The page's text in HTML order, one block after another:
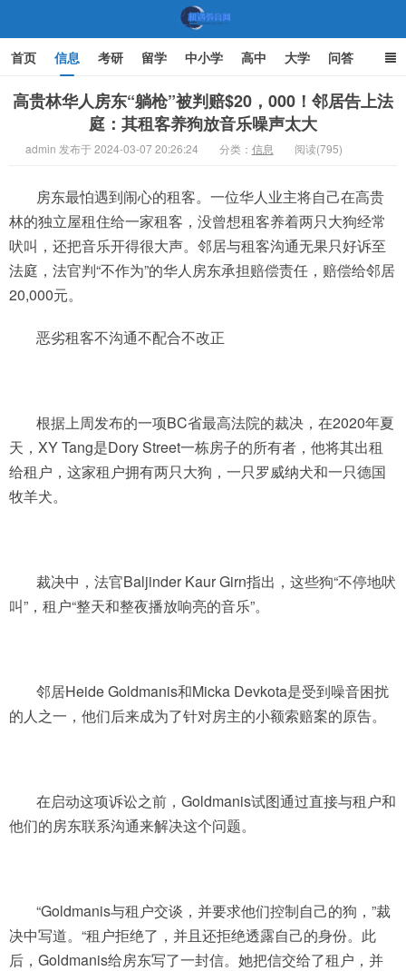
机遇教育网
首页 信息 考研 留学 中小学 高中 大学 问答
文化 家庭教育
高贵林华人房东“躺枪”被判赔$20，000！邻居告上法
庭：其租客养狗放音乐噪声太大
admin 发布于 2024-03-07 20:26:24 分类： 信息 阅读(795)
房东最怕遇到闹心的租客。一位华人业主将自己在高贵
林的独立屋租住给一家租客，没曾想租客养着两只大狗经常
吠叫，还把音乐开得很大声。邻居与租客沟通无果只好诉至
法庭，法官判“不作为”的华人房东承担赔偿责任，赔偿给邻居
20,000元。
恶劣租客不沟通不配合不改正
根据上周发布的一项BC省最高法院的裁决，在2020年夏
天，XY Tang是Dory Street一栋房子的所有者，他将其出租
给租户，这家租户拥有两只大狗，一只罗威纳犬和一只德国
牧羊犬。
裁决中，法官Baljinder Kaur Girn指出，这些狗“不停地吠
叫”，租户“整天和整夜播放响亮的音乐”。
邻居Heide Goldmanis和Micka Devkota是受到噪音困扰
的人之一，他们后来成为了针对房主的小额索赔案的原告。
在启动这项诉讼之前，Goldmanis试图通过直接与租户和
他们的房东联系沟通来解决这个问题。
“Goldmanis与租户交谈，并要求他们控制自己的狗，”裁
决中写道。“租户拒绝了，并且还拒绝透露自己的身份。此
后，Goldmanis给房东写了一封信。她把信交给了租户，并